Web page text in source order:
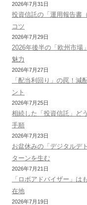
2026年7月31日
投資信託の「運用報告書
コツ
2026年7月29日
2026年後半の「欧州市場
魅力
2026年7月27日
「配当利回り」の罠！減
ント
2026年7月25日
相続した「投資信託」ど
手順
2026年7月23日
お盆休みの「デジタルデ
ターンを生む
2026年7月21日
「ロボアドバイザー」は
在地
2026年7月19日